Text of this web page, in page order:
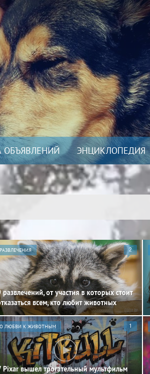
ОБЪЯВЛЕНИЙ ЭНЦИКЛОПЕДИЯ
РАЗВЛЕЧЕНИЯ 2
развлечений, от участия в которых стоит
всем, кто любит животных
О ЛЮБВИ К ЖИВОТНЫМ 1
Pixar вышел трогательный мультфильм